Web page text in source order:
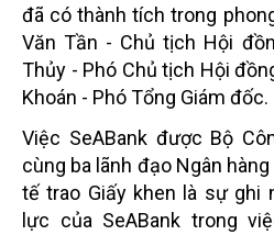
đã có thành tích trong
Văn Tần - Chủ tịch Hội
Thủy - Phó Chủ tịch Hội
Khoán - Phó Tổng Giám đốc.
Việc SeABank được Bộ
cùng ba lãnh đạo Ngân
tế trao Giấy khen là sự ghi
lực của SeABank trong